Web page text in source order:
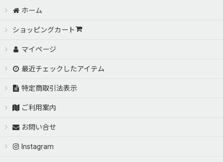
ホーム
ショッピングカート
マイページ
最近チェックしたアイテム
特定商取引法表示
ご利用案内
お問い合せ
Instagram